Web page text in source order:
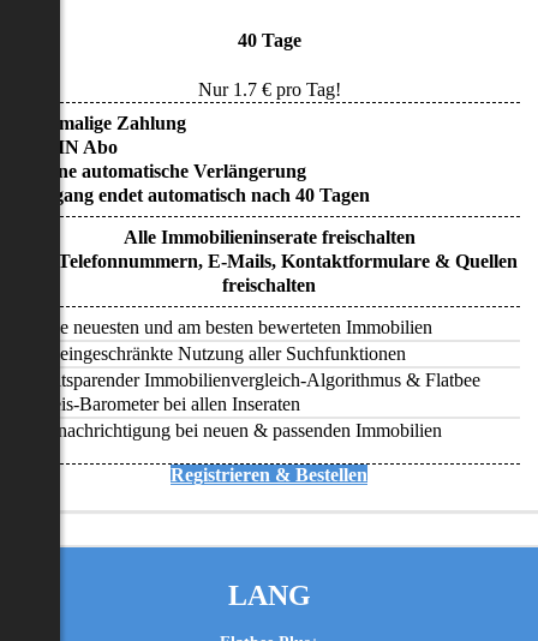
40 Tage
Nur 1.7€ pro Tag!
• Einmalige Zahlung
• KEIN Abo
• Keine automatische Verlängerung
• Zugang endet automatisch nach 40 Tagen
Alle Immobilieninserate freischalten
Alle Telefonnummern, E-Mails, Kontaktformulare & Quellen
freischalten
Alle neuesten und am besten bewerteten Immobilien
Uneingeschränkte Nutzung aller Suchfunktionen
Zeitsparender Immobilienvergleich-Algorithmus & Flatbee
Preis-Barometer bei allen Inseraten
Benachrichtigung bei neuen & passenden Immobilien
Registrieren & Bestellen
LANG